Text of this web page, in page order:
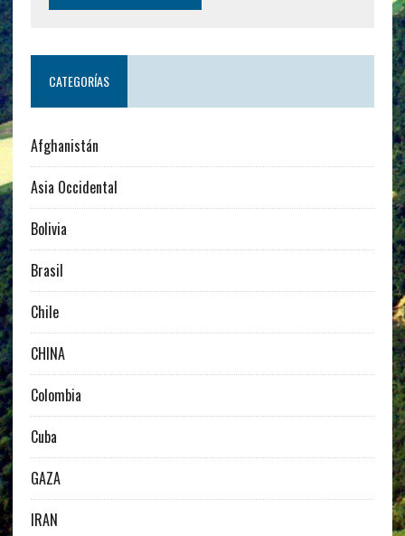
CATEGORÍAS
Afghanistán
Asia Occidental
Bolivia
Brasil
Chile
CHINA
Colombia
Cuba
GAZA
IRAN